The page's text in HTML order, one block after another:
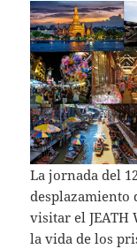
La jornada del
desplazamiento
visitar el JEATH
la vida de los